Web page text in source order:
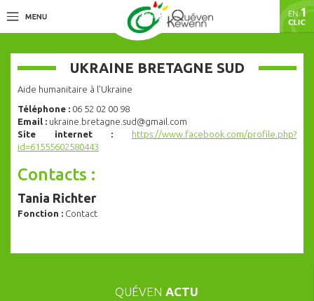
UKRAINE BRETAGNE SUD
Aide humanitaire à l’Ukraine
Téléphone : 06 52 02 00 98
Email : ukraine.bretagne.sud@gmail.com
Site internet :
https://www.facebook.com/profile.php?
id=61555602580443
Contacts :
Tania Richter
Fonction : Contact
QUÉVEN ACTU